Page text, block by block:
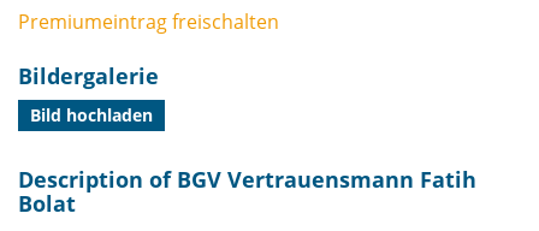
Premiumeintrag freischalten
Bildergalerie
Bild hochladen
Description of BGV Vertrauensmann Fatih
Bolat